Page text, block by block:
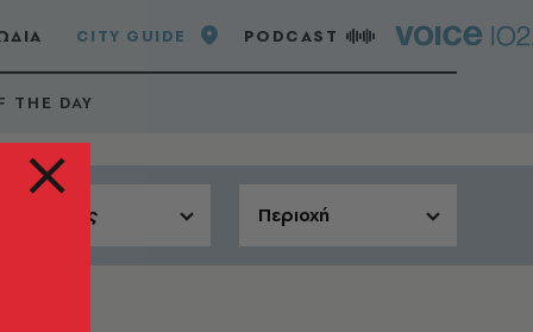
CITY GUIDE PODCAST
THE DAY
Αίθουσες Περιοχή